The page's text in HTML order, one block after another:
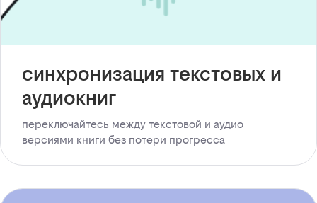
синхронизация текстовых и
аудиокниг
переключайтесь между текстовой и аудио
версиями книги без потери прогресса